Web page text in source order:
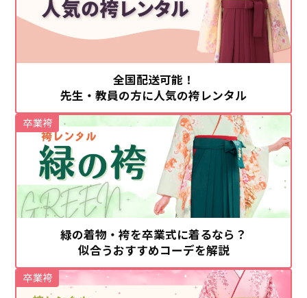
全国配送可能！
先生・教員の方に人気の袴レンタル
緑の着物・袴を卒業式に着るなら？
似合うおすすめコーデを解説
卒業袴
卒業袴